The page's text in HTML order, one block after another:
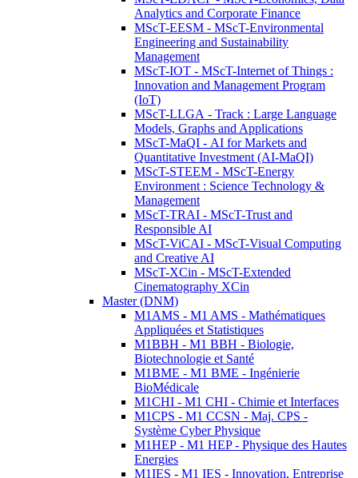
Analytics and Corporate Finance
MScT-EESM - MScT-Environmental
Engineering and Sustainability
Management
MScT-IOT - MScT-Internet of Things :
Innovation and Management Program
(IoT)
MScT-LLGA - Track : Large Language
Models, Graphs and Applications
MScT-MaQI - AI for Markets and
Quantitative Investment (AI-MaQI)
MScT-STEEM - MScT-Energy
Environment : Science Technology &
Management
MScT-TRAI - MScT-Trust and
Responsible AI
MScT-ViCAI - MScT-Visual Computing
and Creative AI
MScT-XCin - MScT-Extended
Cinematography XCin
Master (DNM)
M1AMS - M1 AMS - Mathématiques
Appliquées et Statistiques
M1BBH - M1 BBH - Biologie,
Biotechnologie et Santé
M1BME - M1 BME - Ingénierie
BioMédicale
M1CHI - M1 CHI - Chimie et Interfaces
M1CPS - M1 CCSN - Maj. CPS -
Système Cyber Physique
M1HEP - M1 HEP - Physique des Hautes
Energies
M1IES - M1 IES - Innovation, Entreprise